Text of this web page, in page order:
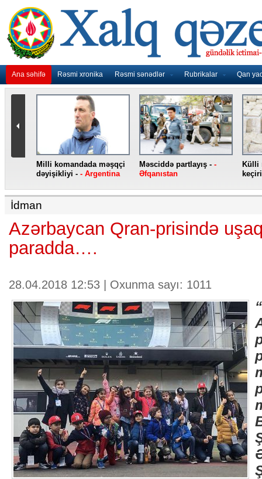
Ana səhifə Rəsmi xronika Rəsmi sənədlər Rubrikalar Qan
Milli komandada məşqçi
dəyişikliyi - - Argentina
Məsciddə partlayış - -
Əfqanıstan
Külli
İdman
Azərbaycan Qran-prisində
paradda….
28.04.2018 12:53 | Oxunma sayı: 1011